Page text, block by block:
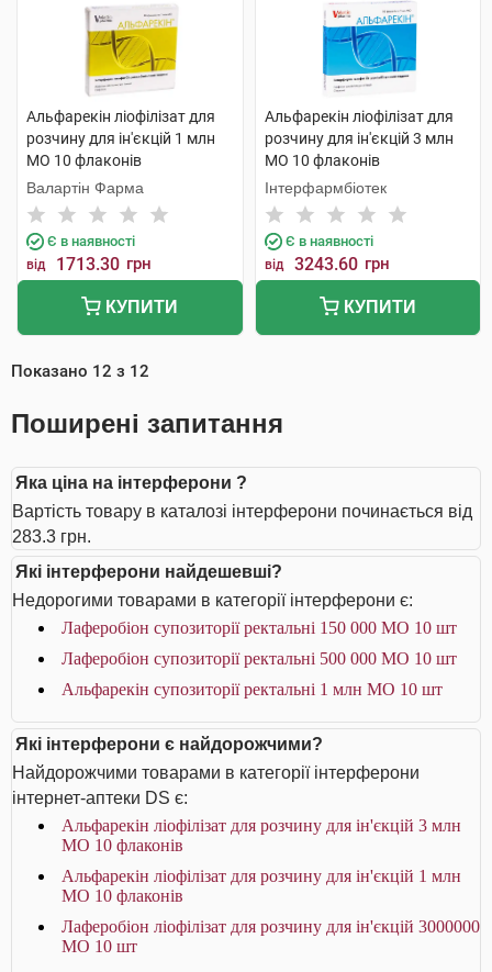
Альфарекін ліофілізат для
розчину для ін'єкцій 1 млн
МО 10 флаконів
Валартін Фарма
Є в наявності
від 1713.30 грн
КУПИТИ
Альфарекін ліофілізат для
розчину для ін'єкцій 3 млн
МО 10 флаконів
Інтерфармбіотек
Є в наявності
від 3243.60 грн
КУПИТИ
Показано 12 з 12
Поширені запитання
Яка ціна на інтерферони ?
Вартість товару в каталозі інтерферони починається від
283.3 грн.
Які інтерферони найдешевші?
Недорогими товарами в категорії інтерферони є:
Лаферобіон супозиторії ректальні 150 000 МО 10 шт
Лаферобіон супозиторії ректальні 500 000 МО 10 шт
Альфарекін супозиторії ректальні 1 млн МО 10 шт
Які інтерферони є найдорожчими?
Найдорожчими товарами в категорії інтерферони
інтернет-аптеки DS є:
Альфарекін ліофілізат для розчину для ін'єкцій 3 млн
МО 10 флаконів
Альфарекін ліофілізат для розчину для ін'єкцій 1 млн
МО 10 флаконів
Лаферобіон ліофілізат для розчину для ін'єкцій 3000000
МО 10 шт